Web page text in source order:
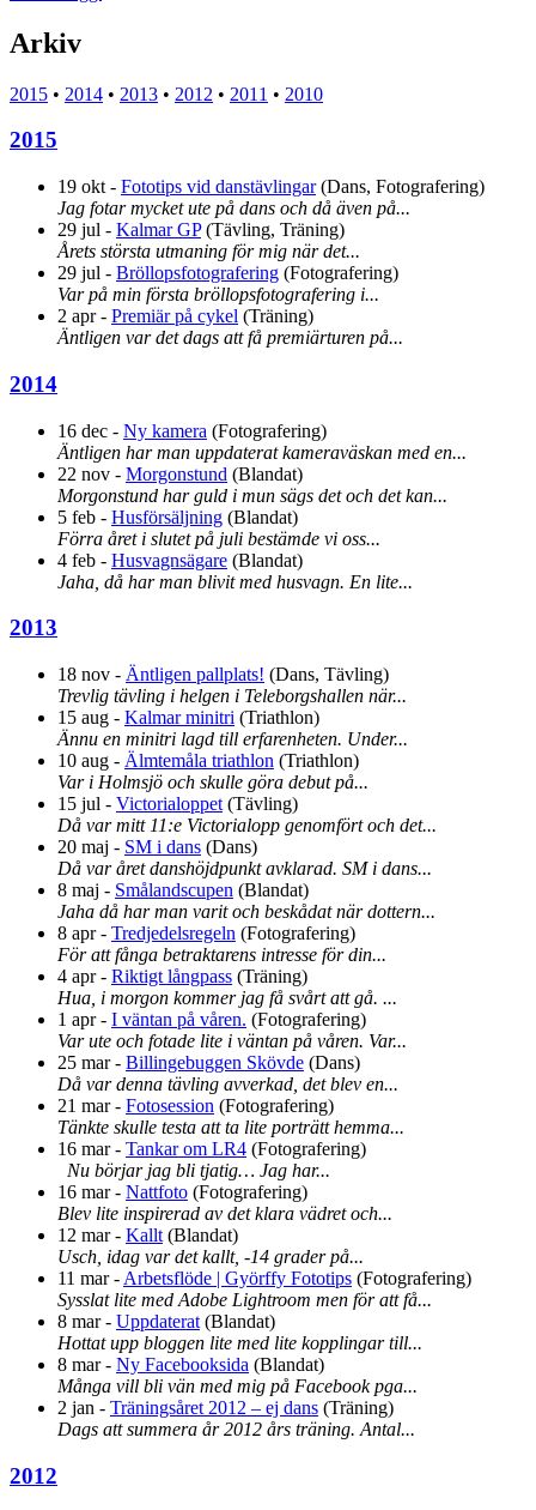
Arkiv
2015 • 2014 • 2013 • 2012 • 2011 • 2010
2015
19 okt - Fototips vid danstävlingar (Dans, Fotografering)
Jag fotar mycket ute på dans och då även på...
29 jul - Kalmar GP (Tävling, Träning)
Årets största utmaning för mig när det...
29 jul - Bröllopsfotografering (Fotografering)
Var på min första bröllopsfotografering i...
2 apr- Premiär på cykel (Träning)
Äntligen var det dags att få premiärturen på...
2014
16 dec - Ny kamera (Fotografering)
Äntligen har man uppdaterat kameraväskan med en...
22 nov - Morgonstund (Blandat)
Morgonstund har guld i mun sägs det och det kan...
5 feb - Husförsäljning (Blandat)
Förra året i slutet på juli bestämde vi oss...
4 feb - Husvagnsägare (Blandat)
Jaha, då har man blivit med husvagn. En lite...
2013
18 nov - Äntligen pallplats! (Dans, Tävling)
Trevlig tävling i helgen i Teleborgshallen när...
15 aug - Kalmar minitri (Triathlon)
Ännu en minitri lagd till erfarenheten. Under...
10 aug - Älmtemåla triathlon (Triathlon)
Var i Holmsjö och skulle göra debut på...
15 jul - Victorialoppet (Tävling)
Då var mitt 11:e Victorialopp genomfört och det...
20 maj - SM i dans (Dans)
Då var året danshöjdpunkt avklarad. SM i dans...
8 maj - Smålandscupen (Blandat)
Jaha då har man varit och beskådat när dottern...
8 apr- Tredjedelsregeln (Fotografering)
För att fånga betraktarens intresse för din...
4 apr- Riktigt långpass (Träning)
Hua, i morgon kommer jag få svårt att gå. ...
1 apr- I väntan på våren. (Fotografering)
Var ute och fotade lite i väntan på våren. Var...
25 mar- Billingebuggen Skövde (Dans)
Då var denna tävling avverkad, det blev en...
21 mar- Fotosession (Fotografering)
Tänkte skulle testa att ta lite porträtt hemma...
16 mar- Tankar om LR4 (Fotografering)
Nu börjar jag bli tjatig… Jag har...
16 mar- Nattfoto (Fotografering)
Blev lite inspirerad av det klara vädret och...
12 mar- Kallt (Blandat)
Usch, idag var det kallt, -14 grader på...
11 mar- Arbetsflöde | Györffy Fototips (Fotografering)
Sysslat lite med Adobe Lightroom men för att få...
8 mar- Uppdaterat (Blandat)
Hottat upp bloggen lite med lite kopplingar till...
8 mar- Ny Facebooksida (Blandat)
Många vill bli vän med mig på Facebook pga...
2 jan - Träningsåret 2012 – ej dans (Träning)
Dags att summera år 2012 års träning. Antal...
2012